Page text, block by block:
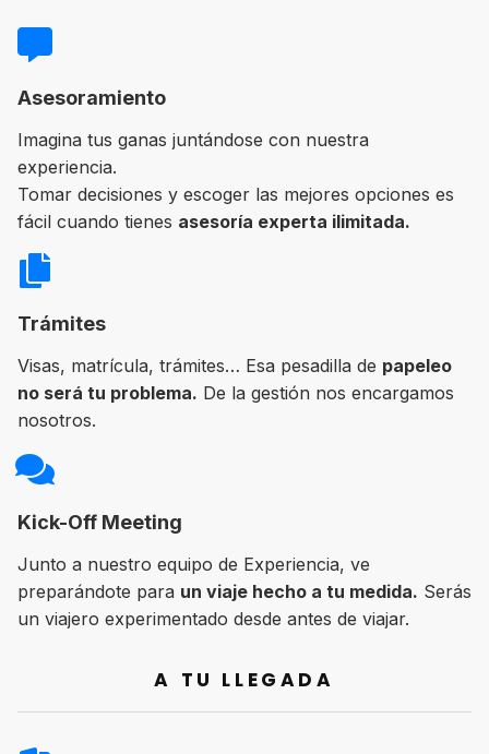
Asesoramiento
Imagina tus ganas juntándose con nuestra
experiencia.
Tomar decisiones y escoger las mejores opciones es
fácil cuando tienes asesoría experta ilimitada.
Trámites
Visas, matrícula, trámites… Esa pesadilla de papeleo
no será tu problema. De la gestión nos encargamos
nosotros.
Kick-Off Meeting
Junto a nuestro equipo de Experiencia, ve
preparándote para un viaje hecho a tu medida. Serás
un viajero experimentado desde antes de viajar.
A TU LLEGADA